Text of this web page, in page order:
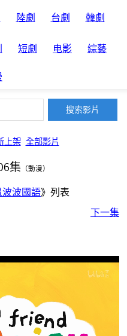
陸劇 台劇 韓劇
短劇 电影 綜藝
上架 全部影片
集 （動漫）
波波國語》列表
下一集